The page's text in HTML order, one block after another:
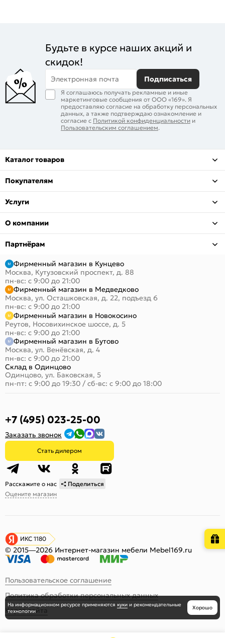
Будьте в курсе наших акций и
скидок!
Электронная почта Подписаться
Я соглашаюсь получать рекламные и иные
маркетинговые сообщения от ООО «169». Я
предоставляю согласие на обработку персональных
данных, а также подтверждаю ознакомление и
согласие с Политикой конфиденциальности и
Пользовательским соглашением.
Каталог товаров
Покупателям
Услуги
О компании
Партнёрам
Фирменный магазин в Кунцево
Москва, Кутузовский проспект, д. 88
пн-вс: с 9:00 до 21:00
Фирменный магазин в Медведково
Москва, ул. Осташковская, д. 22, подъезд 6
пн-вс: с 9:00 до 21:00
Фирменный магазин в Новокосино
Реутов, Носовихинское шоссе, д. 5
пн-вс: с 9:00 до 21:00
Фирменный магазин в Бутово
Москва, ул. Венёвская, д. 4
пн-вс: с 9:00 до 21:00
Склад в Одинцово
Одинцово, ул. Баковская, 5
пн-пт: с 9:00 до 19:30 / сб-вс: с 9:00 до 18:00
+7 (495) 023-25-00
Заказать звонок
Стать дилером
Расскажите о нас
Поделиться
Оцените магазин
ИКС 1180
© 2015—2026 Интернет-магазин мебели Mebel169.ru
Пользовательское соглашение
Политика обработки персональных данных
Карта сайта
На информационном ресурсе применяются куки и рекомендательные
технологии
Хорошо